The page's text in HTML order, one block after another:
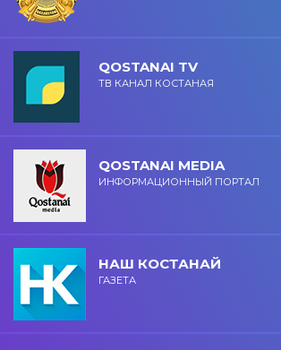
QOSTANAI TV
ТВ КАНАЛ КОСТАНАЯ
QOSTANAI MEDIA
ИНФОРМАЦИОННЫЙ ПОРТАЛ
НАШ КОСТАНАЙ
ГАЗЕТА